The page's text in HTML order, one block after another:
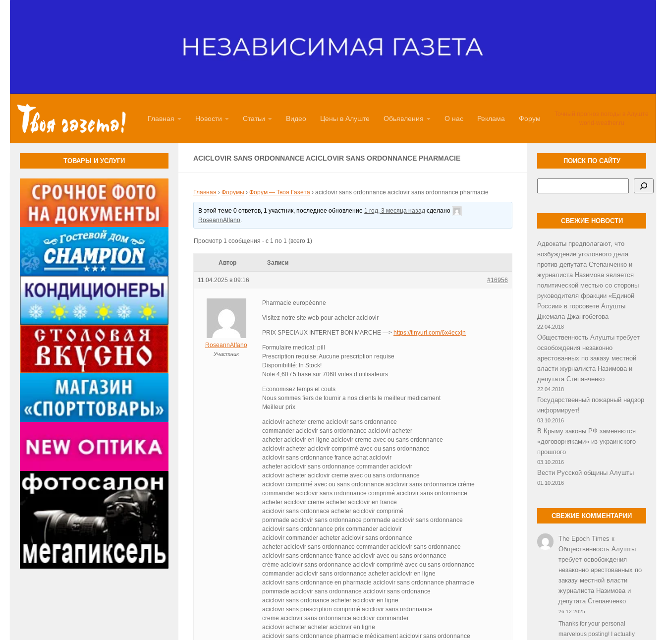
Главная Новости Статьи Видео Цены в Алуште Обьявления О нас Реклама Форум
Точный прогноз погоды в Алуште
world-weather.ru
ACICLOVIR SANS ORDONNANCE ACICLOVIR SANS ORDONNANCE PHARMACIE
Главная › Форумы › Форум — Твоя Газета › aciclovir sans ordonnance aciclovir sans ordonnance pharmacie
В этой теме 0 ответов, 1 участник, последнее обновление 1 год, 3 месяца назад сделано
RoseannAlfano.
Просмотр 1 сообщения - с 1 по 1 (всего 1)
Автор Записи
11.04.2025 в 09:16 #16956
RoseannAlfano
Участник
Pharmacie européenne
Visitez notre site web pour acheter aciclovir
PRIX SPECIAUX INTERNET BON MARCHE —> https://tinyurl.com/6x4ecxjn
Formulaire medical: pill
Prescription requise: Aucune prescription requise
Disponibilité: In Stock!
Note 4,60 / 5 base sur 7068 votes d’utilisateurs
Economisez temps et couts
Nous sommes fiers de fournir a nos clients le meilleur medicament
Meilleur prix
aciclovir acheter creme aciclovir sans ordonnance
commander aciclovir sans ordonnance aciclovir acheter
acheter aciclovir en ligne aciclovir creme avec ou sans ordonnance
aciclovir acheter aciclovir comprimé avec ou sans ordonnance
aciclovir sans ordonnance france achat aciclovir
acheter aciclovir sans ordonnance commander aciclovir
aciclovir acheter aciclovir creme avec ou sans ordonnance
aciclovir comprimé avec ou sans ordonnance aciclovir sans ordonnance crème
commander aciclovir sans ordonnance comprimé aciclovir sans ordonnance
acheter aciclovir creme acheter aciclovir en france
aciclovir sans ordonnace acheter aciclovir comprimé
pommade aciclovir sans ordonnance pommade aciclovir sans ordonnance
aciclovir sans ordonnance prix commander aciclovir
aciclovir commander acheter aciclovir sans ordonnance
acheter aciclovir sans ordonnance commander aciclovir sans ordonnance
aciclovir sans ordonnance france aciclovir avec ou sans ordonnance
crème aciclovir sans ordonnance aciclovir comprimé avec ou sans ordonnance
commander aciclovir sans ordonnance acheter aciclovir en ligne
aciclovir sans ordonnance en pharmacie aciclovir sans ordonnance pharmacie
pommade aciclovir sans ordonnance aciclovir sans ordonance
aciclovir sans ordonance acheter aciclovir en ligne
aciclovir sans prescription comprimé aciclovir sans ordonnance
creme aciclovir sans ordonnance aciclovir commander
aciclovir acheter acheter aciclovir en ligne
aciclovir sans ordonnance pharmacie médicament aciclovir sans ordonnance
ТОВАРЫ И УСЛУГИ ПОИСК ПО САЙТУ
СВЕЖИЕ НОВОСТИ
Адвокаты предполагают, что
возбуждение уголовного дела
против депутата Степанченко и
журналиста Назимова является
политической местью со стороны
руководителя фракции «Единой
России» в горсовете Алушты
Джемала Джангобегова
22.04.2018
Общественность Алушты требует
освобождения незаконно
арестованных по заказу местной
власти журналиста Назимова и
депутата Степанченко
22.04.2018
Государственный пожарный надзор
информирует!
03.10.2016
В Крыму законы РФ заменяются
«договорняками» из украинского
прошлого
03.10.2016
Вести Русской общины Алушты
01.10.2016
СВЕЖИЕ КОММЕНТАРИИ
The Epoch Times к
Общественность Алушты
требует освобождения
незаконно арестованных по
заказу местной власти
журналиста Назимова и
депутата Степанченко
26.12.2025
Thanks for your personal
marvelous posting! I actually